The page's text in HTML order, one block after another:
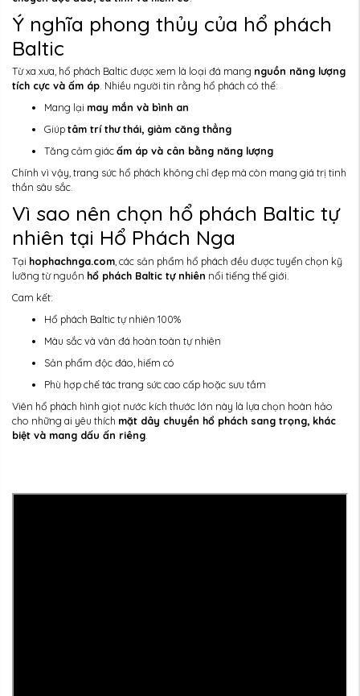
Ý nghĩa phong thủy của hổ phách
Baltic
Từ xa xưa, hổ phách Baltic được xem là loại đá mang nguồn năng lượng
tích cực và ấm áp. Nhiều người tin rằng hổ phách có thể:
Mang lại may mắn và bình an
Giúptâm trí thư thái, giảm căng thẳng
Tăng cảm giácấm áp và cân bằng năng lượng
Chính vì vậy, trang sức hổ phách không chỉ đẹp mà còn mang giá trị tinh
thần sâu sắc.
Vì sao nên chọn hổ phách Baltic tự
nhiên tại Hổ Phách Nga
Tại hophachnga.com , các sản phẩm hổ phách đều được tuyển chọn kỹ
lưỡng từ nguồn hổ phách Baltic tự nhiên nổi tiếng thế giới.
Cam kết:
Hổ phách Baltic tự nhiên 100%
Màu sắc và vân đá hoàn toàn tự nhiên
Sản phẩm độc đáo, hiếm có
Phù hợp chế tác trang sức cao cấp hoặc sưu tầm
Viên hổ phách hình giọt nước kích thước lớn này là lựa chọn hoàn hảo
cho những ai yêu thích mặt dây chuyền hổ phách sang trọng, khác
biệt và mang dấu ấn riêng